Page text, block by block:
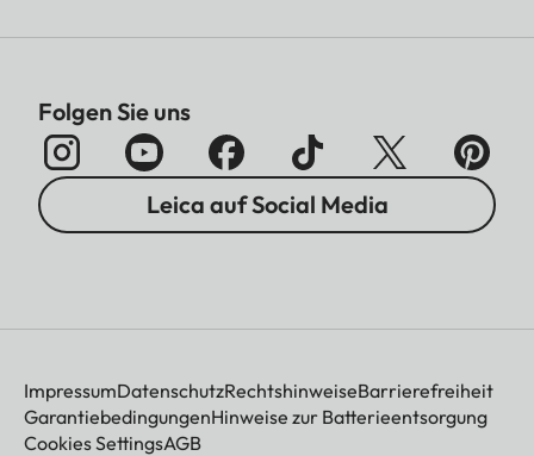
Folgen Sie uns
Leica auf Social Media
ImpressumDatenschutzRechtshinweiseBarrierefreiheit
GarantiebedingungenHinweise zur Batterieentsorgung
Cookies SettingsAGB